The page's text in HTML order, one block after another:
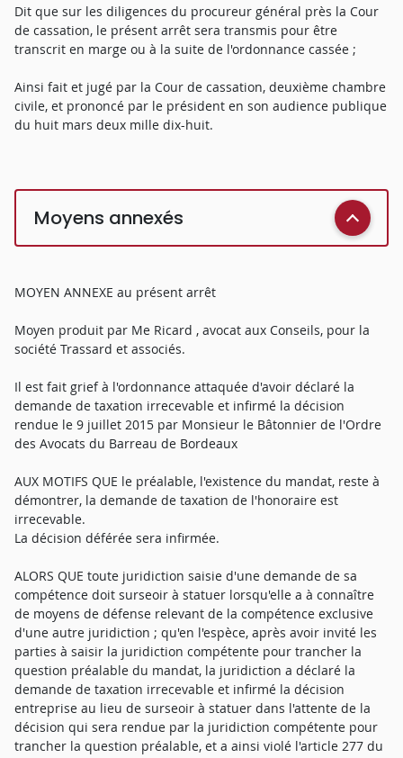
Dit que sur les diligences du procureur général près la Cour
de cassation, le présent arrêt sera transmis pour être
transcrit en marge ou à la suite de l'ordonnance cassée ;
Ainsi fait et jugé par la Cour de cassation, deuxième chambre
civile, et prononcé par le président en son audience publique
du huit mars deux mille dix-huit.
Moyens annexés
MOYEN ANNEXE au présent arrêt
Moyen produit par Me Ricard , avocat aux Conseils, pour la
société Trassard et associés.
Il est fait grief à l'ordonnance attaquée d'avoir déclaré la
demande de taxation irrecevable et infirmé la décision
rendue le 9 juillet 2015 par Monsieur le Bâtonnier de l'Ordre
des Avocats du Barreau de Bordeaux
AUX MOTIFS QUE le préalable, l'existence du mandat, reste à
démontrer, la demande de taxation de l'honoraire est
irrecevable.
La décision déférée sera infirmée.
ALORS QUE toute juridiction saisie d'une demande de sa
compétence doit surseoir à statuer lorsqu'elle a à connaître
de moyens de défense relevant de la compétence exclusive
d'une autre juridiction ; qu'en l'espèce, après avoir invité les
parties à saisir la juridiction compétente pour trancher la
question préalable du mandat, la juridiction a déclaré la
demande de taxation irrecevable et infirmé la décision
entreprise au lieu de surseoir à statuer dans l'attente de la
décision qui sera rendue par la juridiction compétente pour
trancher la question préalable, et a ainsi violé l'article 277 du